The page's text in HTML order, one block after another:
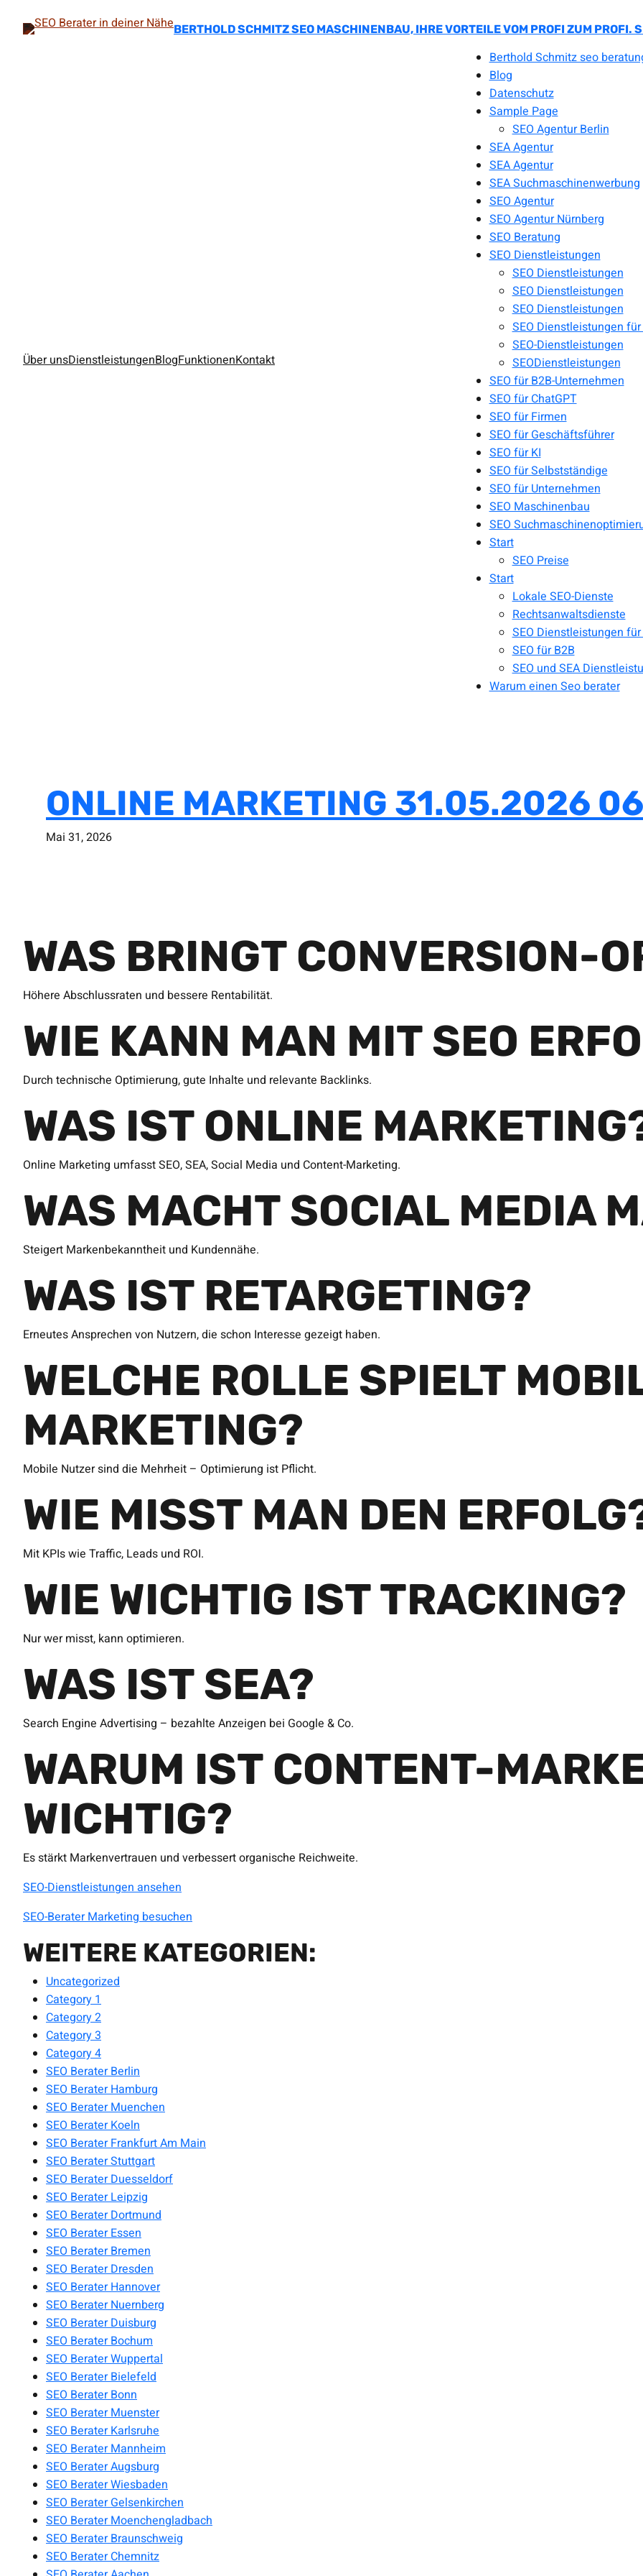
Inhalt
BERTHOLD SCHMITZ SEO MASCHINENBAU, IHRE VORTEILE VOM PROFI ZUM PROFI.
Über unsDienstleistungenBlogFunktionenKontakt
Berthold Schmitz seo
Blog
Datenschutz
Sample Page
SEO Agentur Berlin
SEA Agentur
SEA Agentur
SEA Suchmaschinenwerbung
SEO Agentur
SEO Agentur Nürnberg
SEO Beratung
SEO Dienstleistungen
SEO Dienstleistungen
SEO Dienstleistungen
SEO Dienstleistungen
SEO Dienstleistungen für
SEO-Dienstleistungen
SEODienstleistungen
SEO für B2B-Unternehmen
SEO für ChatGPT
SEO für Firmen
SEO für Geschäftsführer
SEO für KI
SEO für Selbstständige
SEO für Unternehmen
SEO Maschinenbau
SEO
Start
SEO Preise
Start
Lokale SEO-Dienste
Rechtsanwaltsdienste
SEO Dienstleistungen
SEO für B2B
SEO und SEA
Warum einen Seo berater
ONLINE MARKETING 31.05.2026
Mai 31, 2026
WAS BRINGT CONVERSION-
Höhere Abschlussraten und bessere Rentabilität.
WIE KANN MAN MIT SEO
Durch technische Optimierung, gute Inhalte und relevante Backlinks.
WAS IST ONLINE
Online Marketing umfasst SEO, SEA, Social Media und Content-Marketing.
WAS MACHT SOCIAL MEDIA
Steigert Markenbekanntheit und Kundennähe.
WAS IST RETARGETING?
Erneutes Ansprechen von Nutzern, die schon Interesse gezeigt haben.
WELCHE ROLLE SPIELT
MARKETING?
Mobile Nutzer sind die Mehrheit – Optimierung ist Pflicht.
WIE MISST MAN DEN
Mit KPIs wie Traffic, Leads und ROI.
WIE WICHTIG IST TRACKING?
Nur wer misst, kann optimieren.
WAS IST SEA?
Search Engine Advertising – bezahlte Anzeigen bei Google & Co.
WARUM IST CONTENT-
WICHTIG?
Es stärkt Markenvertrauen und verbessert organische Reichweite.
SEO-Dienstleistungen ansehen
SEO-Berater Marketing besuchen
WEITERE KATEGORIEN:
Uncategorized
Category 1
Category 2
Category 3
Category 4
SEO Berater Berlin
SEO Berater Hamburg
SEO Berater Muenchen
SEO Berater Koeln
SEO Berater Frankfurt Am Main
SEO Berater Stuttgart
SEO Berater Duesseldorf
SEO Berater Leipzig
SEO Berater Dortmund
SEO Berater Essen
SEO Berater Bremen
SEO Berater Dresden
SEO Berater Hannover
SEO Berater Nuernberg
SEO Berater Duisburg
SEO Berater Bochum
SEO Berater Wuppertal
SEO Berater Bielefeld
SEO Berater Bonn
SEO Berater Muenster
SEO Berater Karlsruhe
SEO Berater Mannheim
SEO Berater Augsburg
SEO Berater Wiesbaden
SEO Berater Gelsenkirchen
SEO Berater Moenchengladbach
SEO Berater Braunschweig
SEO Berater Chemnitz